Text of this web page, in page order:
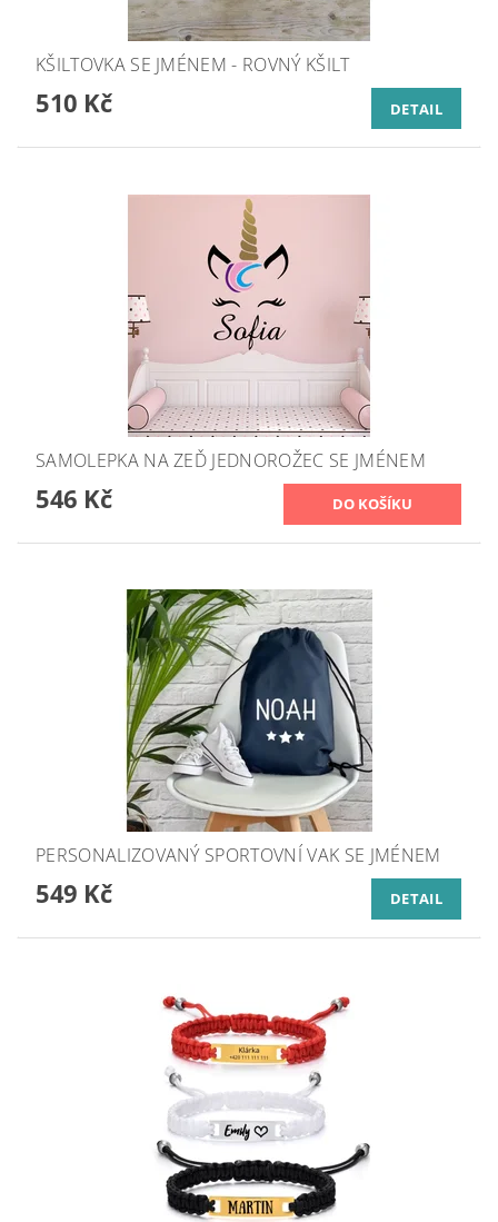
KŠILTOVKA SE JMÉNEM - ROVNÝ KŠILT
510 Kč DETAIL
SAMOLEPKA NA ZEĎ JEDNOROŽEC SE JMÉNEM
546 Kč
PERSONALIZOVANÝ SPORTOVNÍ VAK SE JMÉNEM
549 Kč DETAIL